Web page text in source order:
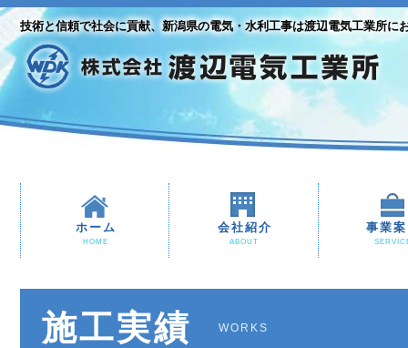
技術と信頼で社会に貢献、新潟県の電気・水利工事は渡辺電気工業所に
ホーム
HOME
会社紹介
ABOUT
事業
施工実績 WORKS